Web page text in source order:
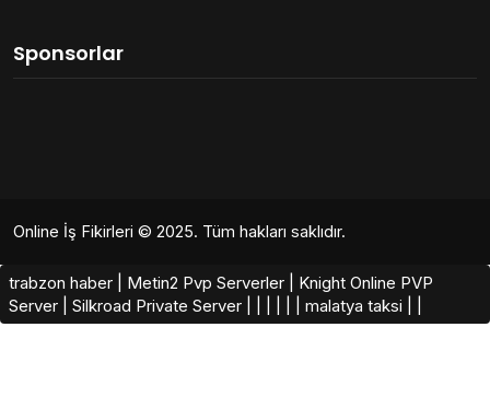
Sponsorlar
Online İş Fikirleri © 2025. Tüm hakları saklıdır.
trabzon haber Metin2 Pvp Serverler
Knight Online PVP
Server
Silkroad Private Server​ malatya taksi